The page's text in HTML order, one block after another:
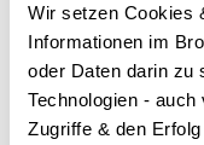
Wir setzen Cookies
Informationen im
oder Daten darin zu
Technologien -
Zugriffe & den
Diesen Artikel teilen